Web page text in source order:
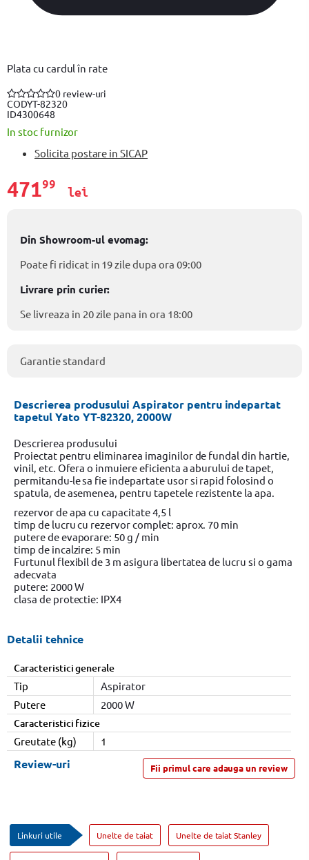
Plata cu cardul în rate
0 review-uri
CODYT-82320
ID4300648
In stoc furnizor
Solicita postare in SICAP
47199
lei
Din Showroom-ul evomag:
Poate fi ridicat in 19 zile dupa ora 09:00
Livrare prin curier:
Se livreaza in 20 zile pana in ora 18:00
Garantie standard
Descrierea produsului Aspirator pentru indepartat
tapetul Yato YT-82320, 2000W
Descrierea produsului
Proiectat pentru eliminarea imaginilor de fundal din hartie,
vinil, etc. Ofera o inmuiere eficienta a aburului de tapet,
permitandu-le sa fie indepartate usor si rapid folosind o
spatula, de asemenea, pentru tapetele rezistente la apa.
rezervor de apa cu capacitate 4,5 l
timp de lucru cu rezervor complet: aprox. 70 min
putere de evaporare: 50 g / min
timp de incalzire: 5 min
Furtunul flexibil de 3 m asigura libertatea de lucru si o gama
adecvata
putere: 2000 W
clasa de protectie: IPX4
Detalii tehnice
Caracteristici generale
Tip
Aspirator
Putere
2000 W
Caracteristici fizice
Greutate (kg)
1
Fii primul care adauga un review
Review-uri
Linkuri utile Unelte de taiat Unelte de taiat Stanley